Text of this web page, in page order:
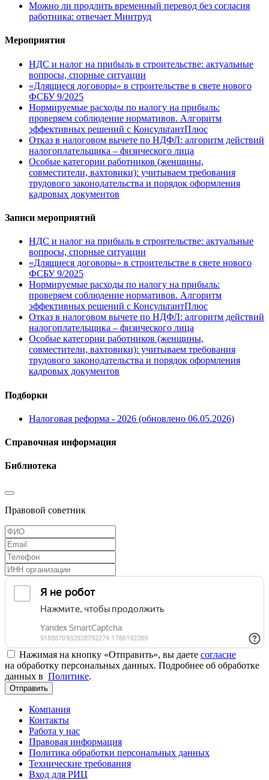
Можно ли продлить временный перевод без согласия
работника: отвечает Минтруд
Мероприятия
НДС и налог на прибыль в строительстве: актуальные
вопросы, спорные ситуации
«Длящиеся договоры» в строительстве в свете нового
ФСБУ 9/2025
Нормируемые расходы по налогу на прибыль:
проверяем соблюдение нормативов. Алгоритм
эффективных решений с КонсультантПлюс
Отказ в налоговом вычете по НДФЛ: алгоритм действий
налогоплательщика – физического лица
Особые категории работников (женщины,
совместители, вахтовики): учитываем требования
трудового законодательства и порядок оформления
кадровых документов
Записи мероприятий
НДС и налог на прибыль в строительстве: актуальные
вопросы, спорные ситуации
«Длящиеся договоры» в строительстве в свете нового
ФСБУ 9/2025
Нормируемые расходы по налогу на прибыль:
проверяем соблюдение нормативов. Алгоритм
эффективных решений с КонсультантПлюс
Отказ в налоговом вычете по НДФЛ: алгоритм действий
налогоплательщика – физического лица
Особые категории работников (женщины,
совместители, вахтовики): учитываем требования
трудового законодательства и порядок оформления
кадровых документов
Подборки
Налоговая реформа - 2026 (обновлено 06.05.2026)
Справочная информация
Библиотека
Правовой советник
Нажимая на кнопку «Отправить», вы даете согласие
на обработку персональных данных. Подробнее об обработке
данных в Политике.
Отправить
Компания
Контакты
Работа у нас
Правовая информация
Политика обработки персональных данных
Технические требования
Вход для РИЦ